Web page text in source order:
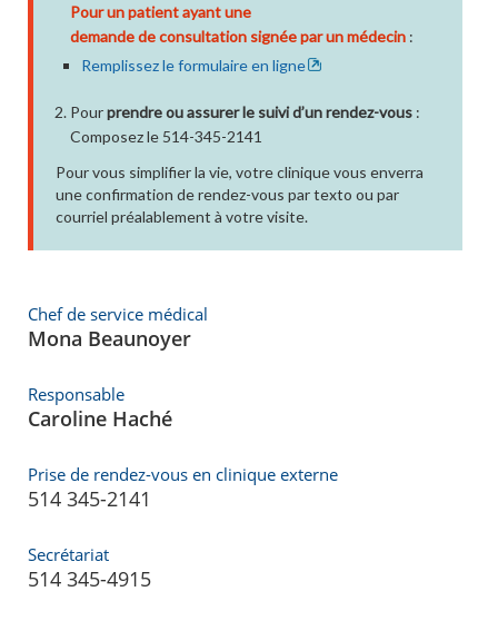
Pour un patient ayant une
demande de consultation signée par un médecin :
Remplissez le formulaire en ligne
Pourprendre ou assurer le suivi d’un rendez-vous :
Composez le 514-345-2141
Pour vous simplifier la vie, votre clinique vous enverra
une confirmation de rendez-vous par texto ou par
courriel préalablement à votre visite.
Chef de service médical
Mona Beaunoyer
Responsable
Caroline Haché
Prise de rendez-vous en clinique externe
514 345-2141
Secrétariat
514 345-4915